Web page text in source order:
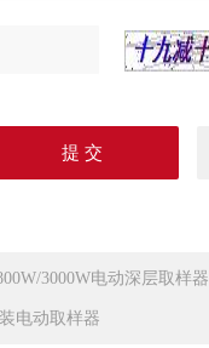
3000W电动深层取样器
电动取样器